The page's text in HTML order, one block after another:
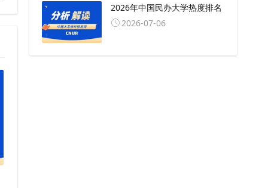
2026年中国民办大学热度排名
2026-07-06